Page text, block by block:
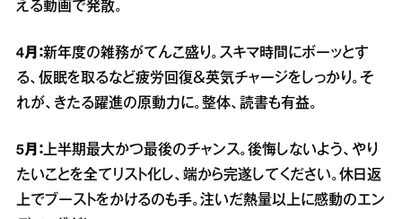
える動画で発散。
4月：新年度の雑務がてんこ盛り。スキマ時間にボーッとす
る、仮眠を取るなど疲労回復＆英気チャージをしっかり。そ
れが、きたる躍進の原動力に。整体、読書も有益。
5月：上半期最大かつ最後のチャンス。後悔しないよう、やり
たいことを全てリスト化し、端から完遂してください。休日返
上でブーストをかけるのも手。注いだ熱量以上に感動のエン